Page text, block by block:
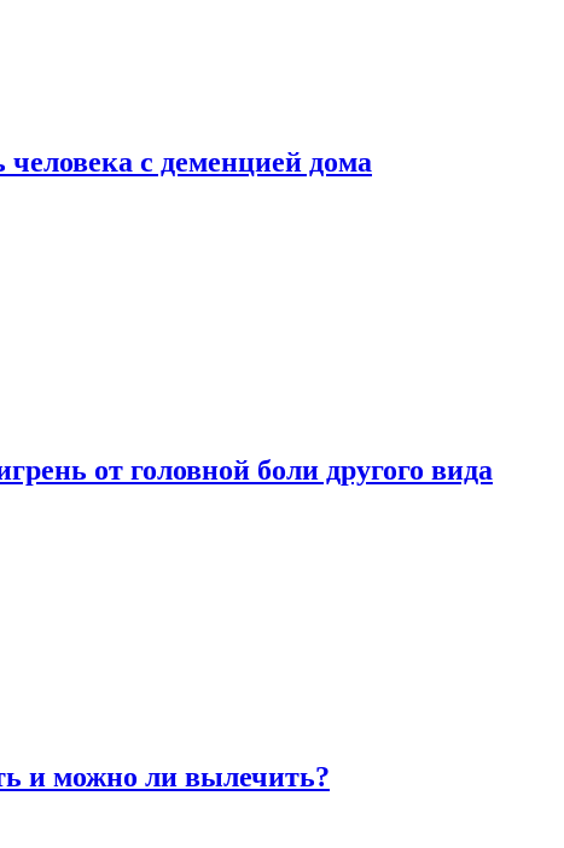
человека с деменцией дома
от головной боли другого вида
и можно ли вылечить?